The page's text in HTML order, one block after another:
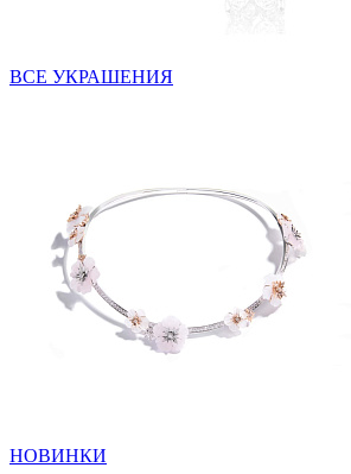
ВСЕ УКРАШЕНИЯ
НОВИНКИ